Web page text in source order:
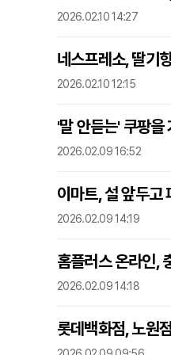
2026.02.10 14:27
네스프레소, 딸기
2026.02.10 12:15
'말 안듣는' 쿠팡을
2026.02.09 16:52
이마트, 설 앞두
2026.02.09 14:19
홈플러스 온라인,
2026.02.09 14:18
롯데백화점, 노원